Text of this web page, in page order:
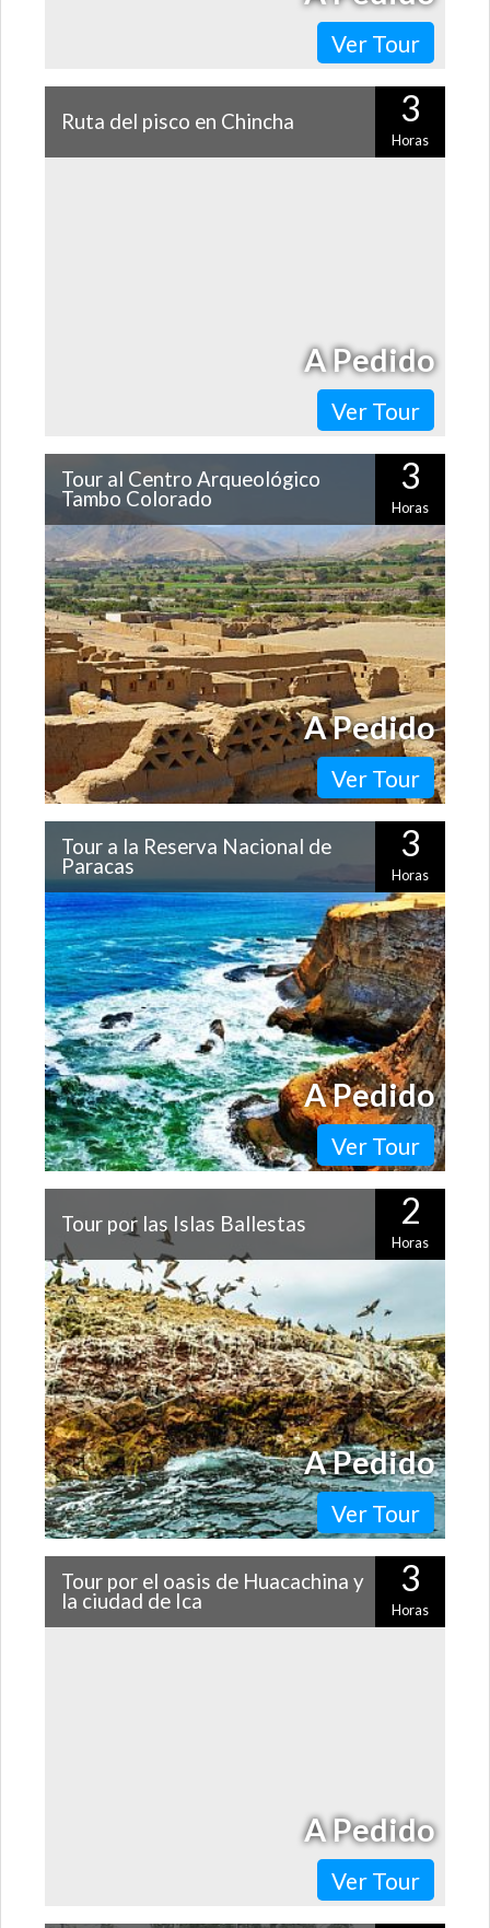
Ver Tour
Ruta del pisco en Chincha 3
Horas
Ver Tour
A Pedido
Tour al Centro Arqueológico
Tambo Colorado
3
Horas
Si te apasiona la historia de la civilización Inca, no
puedes perderte la oportunidad de conocer Tambo
Colorado, un antiguo asentamiento…
Ver Tour
A Pedido
Tour a la Reserva Nacional de
Paracas
3
Horas
Ubicada en la costa sur del Perú, esta zona protegida
alberga un frágil y único ecosistema rodeado de
hermosas playas, que podrás conocer…
Ver Tour
A Pedido
Tour por las Islas Ballestas 2
Horas
Frente a las costas de Pisco se encuentran las Islas
Ballestas, un hermoso y pequeño archipiélago donde
viven miles de aves, pingüinos…
Ver Tour
A Pedido
Tour por el oasis de Huacachina y
la ciudad de Ica
3
Horas
Ver Tour
A Pedido